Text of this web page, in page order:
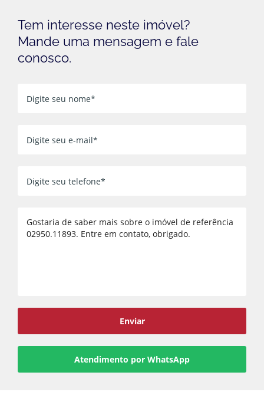
Tem interesse neste imóvel?
Mande uma mensagem e fale
conosco.
Enviar
Atendimento por WhatsApp